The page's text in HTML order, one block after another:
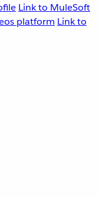
Link to MuleSoft
platform Link to